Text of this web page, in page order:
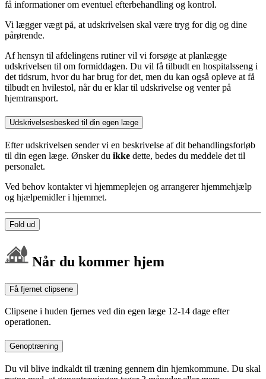
få informationer om eventuel efterbehandling og kontrol.
Vi lægger vægt på, at udskrivelsen skal være tryg for dig og dine
pårørende.
Af hensyn til afdelingens rutiner vil vi forsøge at planlægge
udskrivelsen til om formiddagen. Du vil få tilbudt en hospitalsseng i
det tidsrum, hvor du har brug for det, men du kan også opleve at få
tilbudt en hvilestol, når du er klar til udskrivelse og venter på
hjemtransport.
Udskrivelsesbesked til din egen læge
Efter udskrivelsen sender vi en beskrivelse af dit behandlingsforløb
til din egen læge. Ønsker du ikke dette, bedes du meddele det til
personalet.
Ved behov kontakter vi hjemmeplejen og arrangerer hjemmehjælp
og hjælpemidler i hjemmet.
Fold ud
Når du kommer hjem
Få fjernet clipsene
Clipsene i huden fjernes ved din egen læge 12-14 dage efter
operationen.
Genoptræning
Du vil blive indkaldt til træning gennem din hjemkommune. Du skal